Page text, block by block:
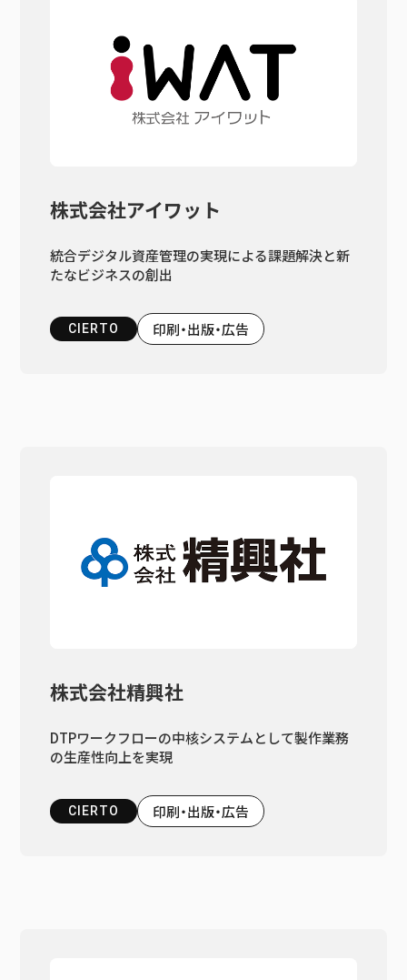
株式会社アイワット
統合デジタル資産管理の実現による課題解決と新
たなビジネスの創出
CIERTO 印刷・出版・広告
株式会社精興社
DTPワークフローの中核システムとして製作業務
の生産性向上を実現
CIERTO 印刷・出版・広告